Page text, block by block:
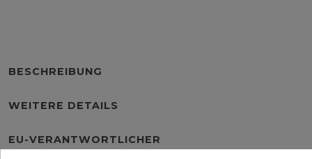
BESCHREIBUNG
WEITERE DETAILS
EU-VERANTWORTLICHER